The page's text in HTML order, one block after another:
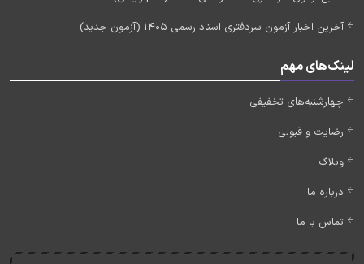
آخرین اخبار آزمون سردفتری اسناد رسمی 1405 (آزمون جدید)
لینک‌های مهم
چهارشنبه‌های تخفیفی
رضایت و قبولی
وبلاگ
درباره ما
تماس با ما